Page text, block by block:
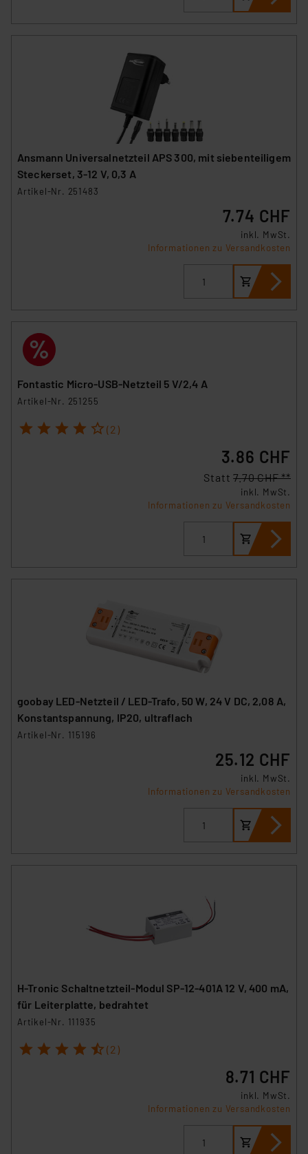
Ansmann Universalnetzteil APS 300, mit siebenteiligem
Steckerset, 3-12 V, 0,3 A
Artikel-Nr. 251483
7.74 CHF
inkl. MwSt.
Informationen zu Versandkosten
Fontastic Micro-USB-Netzteil 5 V/2,4 A
Artikel-Nr. 251255
1 2 3 4 5 (2)
3.86 CHF
Statt7.70 CHF **
inkl. MwSt.
Informationen zu Versandkosten
goobay LED-Netzteil / LED-Trafo, 50 W, 24 V DC, 2,08 A,
Konstantspannung, IP20, ultraflach
Artikel-Nr. 115196
25.12 CHF
inkl. MwSt.
Informationen zu Versandkosten
H-Tronic Schaltnetzteil-Modul SP-12-401A 12 V, 400 mA,
für Leiterplatte, bedrahtet
Artikel-Nr. 111935
1 2 3 4 5 (2)
8.71 CHF
inkl. MwSt.
Informationen zu Versandkosten